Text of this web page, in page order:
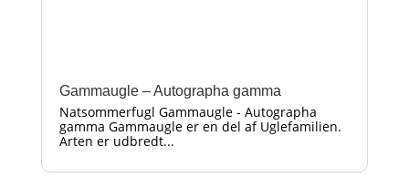
Gammaugle – Autographa gamma
Natsommerfugl Gammaugle - Autographa
gamma Gammaugle er en del af Uglefamilien.
Arten er udbredt...